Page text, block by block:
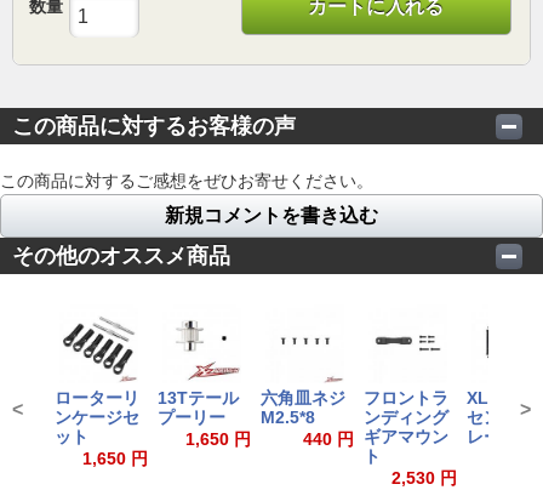
数量 カートに入れる
この商品に対するお客様の声
この商品に対するご感想をぜひお寄せください。
新規コメントを書き込む
その他のオススメ商品
ローターリ
ンケージセ
ット
1,650 円
13Tテール
プーリー
1,650 円
六角皿ネジ
M2.5*8
440 円
フロントラ
ンディング
ギアマウン
ト
2,530 円
XL55B14
センター
レート
< >